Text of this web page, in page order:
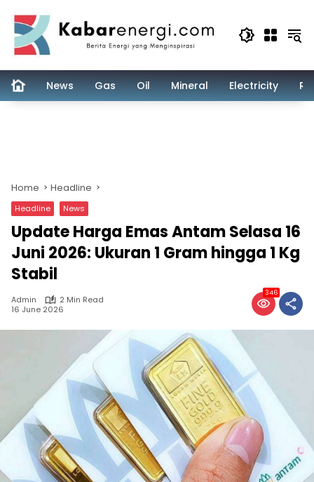
content
News Gas Oil Mineral Electricity
Home Headline
Headline News
Update Harga Emas Antam Selasa 16
Juni 2026: Ukuran 1 Gram hingga 1 Kg
Stabil
Admin
2 Min Read
16 June 2026
346